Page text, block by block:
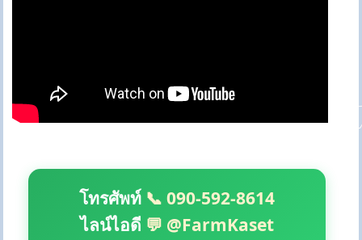
โทรศัพท์ 📞 090-592-8614
ไลน์ไอดี 💬 @FarmKaset